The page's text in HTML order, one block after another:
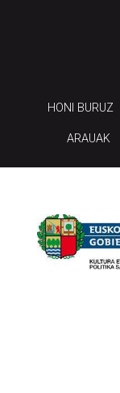
HONI BURUZ
ARAUAK